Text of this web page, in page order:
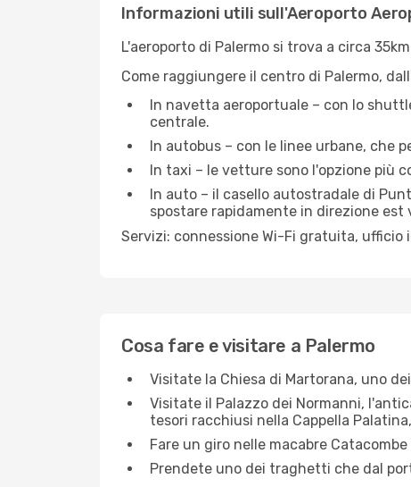
Informazioni utili sull'Aeroporto
L'aeroporto di Palermo si trova a circa
Come raggiungere il centro di Palermo,
In navetta aeroportuale – con lo
centrale.
In autobus – con le linee urbane, che
In taxi – le vetture sono l'opzione più
In auto – il casello autostradale di
spostare rapidamente in direzione est
Servizi: connessione Wi-Fi gratuita,
Cosa fare e visitare a Palermo
Visitate la Chiesa di Martorana, uno
Visitate il Palazzo dei Normanni,
tesori racchiusi nella Cappella
Fare un giro nelle macabre
Prendete uno dei traghetti che dal